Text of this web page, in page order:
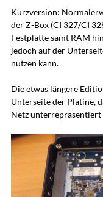
Kurzversion:
der Z-Box (CI 327/CI
Festplatte samt RAM
jedoch auf der
nutzen kann.
Die etwas längere
Unterseite der Platine,
Netz unterrepräsentiert